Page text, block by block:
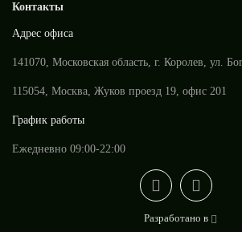
Контакты
Адрес офиса
141070, Московская область, г. Королев, ул.
115054, Москва, Жуков проезд 19, офис 201
График работы
Ежедневно 09:00-22:00
Разработано в